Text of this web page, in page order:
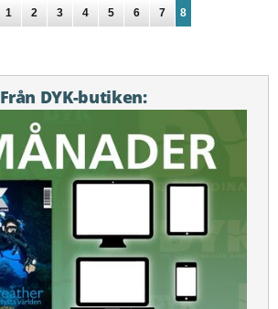
1 2 3 4 5 6 7 8
Från DYK-butiken: